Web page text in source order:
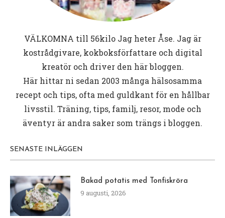
VÄLKOMNA till 56kiloJag heter Åse. Jag är
kostrådgivare, kokboksförfattare och digital
kreatör och driver den här bloggen.
Här hittar ni sedan 2003 många hälsosamma
recept och tips, ofta med guldkant för en hållbar
livsstil. Träning, tips, familj, resor, mode och
äventyr är andra saker som trängs i bloggen.
SENASTE INLÄGGEN
Bakad potatis med Tonfiskröra
9 augusti, 2026